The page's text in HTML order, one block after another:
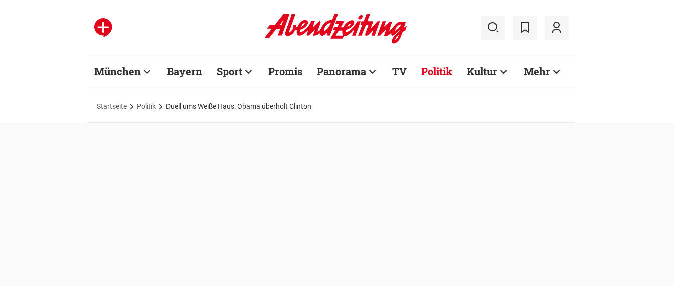
München Bayern Sport Promis Panorama TV Politik Kultur Mehr
Startseite Politik Duell ums Weiße Haus: Obama überholt Clinton